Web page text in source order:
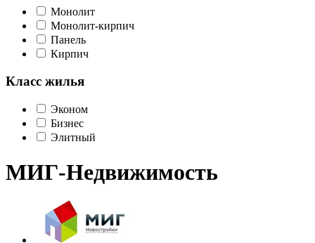
Монолит
Монолит-кирпич
Панель
Кирпич
Класс жилья
Эконом
Бизнес
Элитный
МИГ-Недвижимость